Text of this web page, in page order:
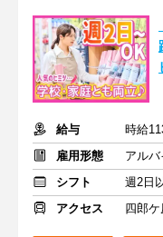
給与
時給
雇用形態
アルバ
シフト
週2日
アクセス
四郎ケ